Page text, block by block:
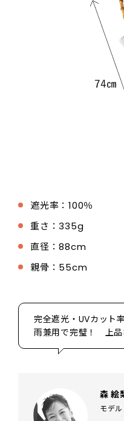
遮光率：100％
重さ：335g
直径：88cm
親骨：55cm
完全遮光・UVカット
雨兼用で完璧！ 上品
森 絵
モデル